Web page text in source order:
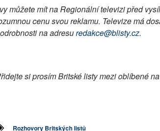
můžete mít na Regionální televizi před
cenu svou reklamu. Televize má
na adresuredakce@blisty.cz.
si prosím Britské listy mezi oblíbené
Rozhovory Britských listů